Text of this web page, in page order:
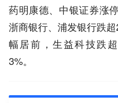
药明康德、中银证券涨
浙商银行、浦发银行跌
幅居前，生益科技跌
3%。